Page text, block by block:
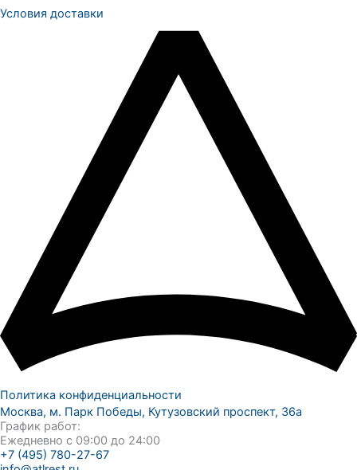
Условия доставки
Политика конфиденциальности
Москва, м. Парк Победы, Кутузовский проспект, 36а
График работ:
Ежедневно с 09:00 до 24:00
+7 (495) 780-27-67